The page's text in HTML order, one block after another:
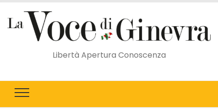
Libertà Apertura Conoscenza